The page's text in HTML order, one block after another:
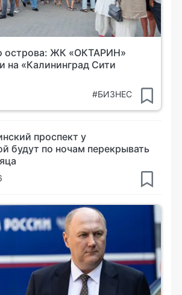
острова: ЖК «ОКТАРИН»
на «Калининград Сити
#БИЗНЕС
проспект у
будут по ночам перекрывать